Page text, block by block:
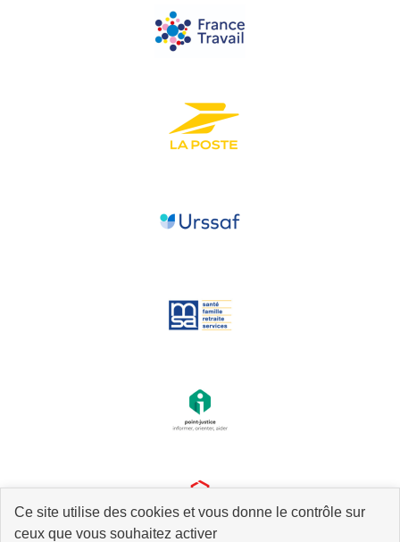
Ce site utilise des cookies et vous donne le contrôle sur
ceux que vous souhaitez activer